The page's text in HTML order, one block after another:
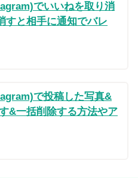
でいいねを取り消
すと相手に通知でバレ
で投稿した写真&
&一括削除する方法やア